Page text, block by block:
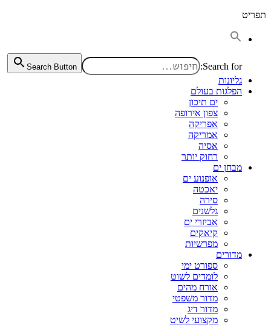
תפריט
Search for:
Search Button
גליונות
הפלגות בעולם
ים תיכון
צפון אירופה
אפריקה
אמריקה
אסיה
רחוק יותר
מבחן ים
אופנוע ים
יאכטה
סירה
גלשנים
אביזרי ים
קיאקים
מפרשיות
מדורים
ספורט ימי
לומדים לשוט
אורח מהים
מדור משפטי
מדור דיג
מקצועי לשיט